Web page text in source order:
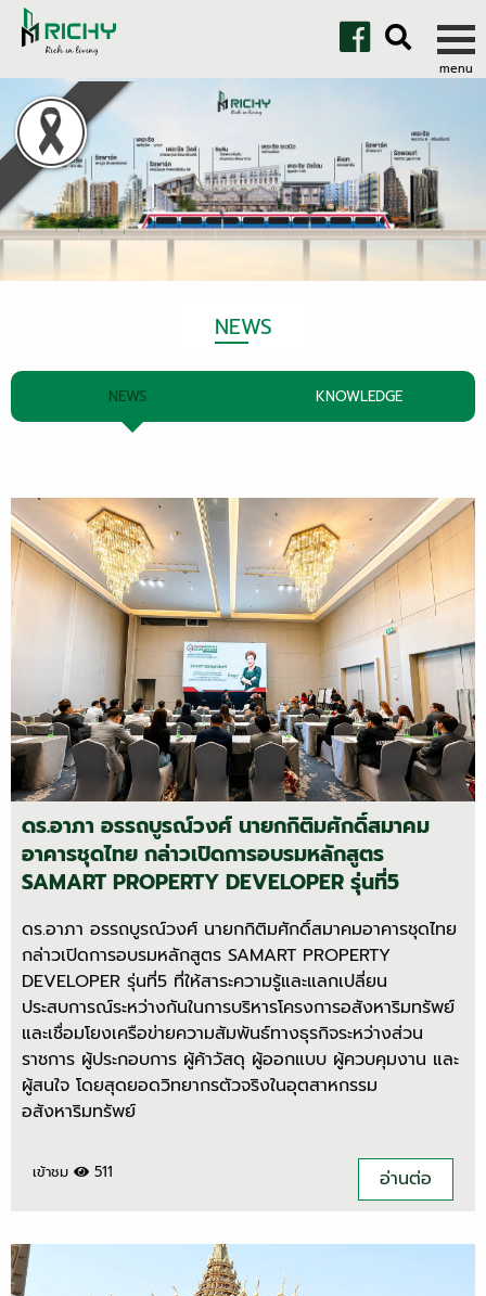
NEWS
NEWS KNOWLEDGE
ดร.อาภา อรรถบูรณ์วงศ์ นายกกิติมศักดิ์สมาคม
อาคารชุดไทย กล่าวเปิดการอบรมหลักสูตร
SAMART PROPERTY DEVELOPER รุ่นที่5
ดร.อาภา อรรถบูรณ์วงศ์ นายกกิติมศักดิ์สมาคมอาคารชุดไทย
กล่าวเปิดการอบรมหลักสูตร SAMART PROPERTY
DEVELOPER รุ่นที่5 ที่ให้สาระความรู้และแลกเปลี่ยน
ประสบการณ์ระหว่างกันในการบริหารโครงการอสังหาริมทรัพย์
และเชื่อมโยงเครือข่ายความสัมพันธ์ทางธุรกิจระหว่างส่วน
ราชการ ผู้ประกอบการ ผู้ค้าวัสดุ ผู้ออกแบบ ผู้ควบคุมงาน และ
ผู้สนใจ โดยสุดยอดวิทยากรตัวจริงในอุตสาหกรรม
อสังหาริมทรัพย์
เข้าชม 511 อ่านต่อ